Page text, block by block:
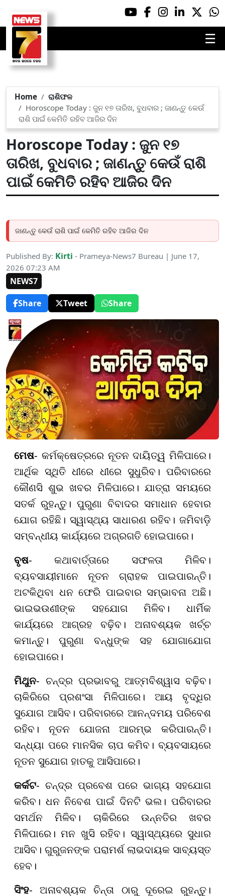
☰
Home
ରାଶିଫଳ
Horoscope Today : ଜୁନ ୧୭ ତାରିଖ, ବୁଧବାର ; ଜାଣନ୍ତୁ କେଉଁ
ରାଶି ପାଇଁ କେମିତି ରହିବ ଆଜିର ଦିନ
Horoscope Today : ଜୁନ ୧୭
ତାରିଖ, ବୁଧବାର ; ଜାଣନ୍ତୁ କେଉଁ ରାଶି
ପାଇଁ କେମିତି ରହିବ ଆଜିର ଦିନ
ଜାଣନ୍ତୁ କେଉଁ ରାଶି ପାଇଁ କେମିତି ରହିବ ଆଜିର ଦିନ
Published By: Kirti - Prameya-News7 Bureau | June 17,
2026 07:23 AM
NEWS7
Share
Tweet Share
ମେଷ- କର୍ମକ୍ଷେତ୍ରରେ ନୂତନ ଦାୟିତ୍ୱ ମିଳିପାରେ।
ଆର୍ଥିକ ସ୍ଥିତି ଧୀରେ ଧୀରେ ସୁଧୁରିବ। ପରିବାରରେ
କୌଣସି ଶୁଭ ଖବର ମିଳିପାରେ। ଯାତ୍ରା ସମୟରେ
ସତର୍କ ରୁହନ୍ତୁ। ପୁରୁଣା ବିବାଦର ସମାଧାନ ହେବାର
ଯୋଗ ରହିଛି। ସ୍ୱାସ୍ଥ୍ୟ ସାଧାରଣ ରହିବ। ଜମିବାଡ଼ି
ସମ୍ବନ୍ଧୀୟ କାର୍ଯ୍ୟରେ ଅଗ୍ରଗତି ହୋଇପାରେ।
ବୃଷ- କଥାବାର୍ତ୍ତାରେ ସଫଳତା ମିଳିବ।
ବ୍ୟବସାୟୀମାନେ ନୂତନ ଗ୍ରାହକ ପାଇପାରନ୍ତି।
ଅଟକିଥିବା ଧନ ଫେରି ପାଇବାର ସମ୍ଭାବନା ଅଛି।
ଭାଇଭଉଣୀଙ୍କ ସହଯୋଗ ମିଳିବ। ଧାର୍ମିକ
କାର୍ଯ୍ୟରେ ଆଗ୍ରହ ବଢ଼ିବ। ଅନାବଶ୍ୟକ ଖର୍ଚ୍ଚ
କମାନ୍ତୁ। ପୁରୁଣା ବନ୍ଧୁଙ୍କ ସହ ଯୋଗାଯୋଗ
ହୋଇପାରେ।
ମିଥୁନ- ଚନ୍ଦ୍ର ପ୍ରଭାବରୁ ଆତ୍ମବିଶ୍ୱାସ ବଢ଼ିବ।
ଚାକିରିରେ ପ୍ରଶଂସା ମିଳିପାରେ। ଆୟ ବୃଦ୍ଧିର
ସୁଯୋଗ ଆସିବ। ପରିବାରରେ ଆନନ୍ଦମୟ ପରିବେଶ
ରହିବ। ନୂତନ ଯୋଜନା ଆରମ୍ଭ କରିପାରନ୍ତି।
ସନ୍ଧ୍ୟା ପରେ ମାନସିକ ଚାପ କମିବ। ବ୍ୟବସାୟରେ
ନୂତନ ସୁଯୋଗ ହାତକୁ ଆସିପାରେ।
କର୍କଟ- ଚନ୍ଦ୍ର ପ୍ରବେଶ ପରେ ଭାଗ୍ୟ ସହଯୋଗ
କରିବ। ଧନ ନିବେଶ ପାଇଁ ଦିନଟି ଭଲ। ପରିବାରର
ସମର୍ଥନ ମିଳିବ। ଚାକିରିରେ ଉନ୍ନତିର ଖବର
ମିଳିପାରେ। ମନ ଖୁସି ରହିବ। ସ୍ୱାସ୍ଥ୍ୟରେ ସୁଧାର
ଆସିବ। ଗୁରୁଜନଙ୍କ ପରାମର୍ଶ ଲାଭଦାୟକ ସାବ୍ୟସ୍ତ
ହେବ।
ସିଂହ- ଅନାବଶ୍ୟକ ଚିନ୍ତା ଠାରୁ ଦୂରେଇ ରୁହନ୍ତୁ।